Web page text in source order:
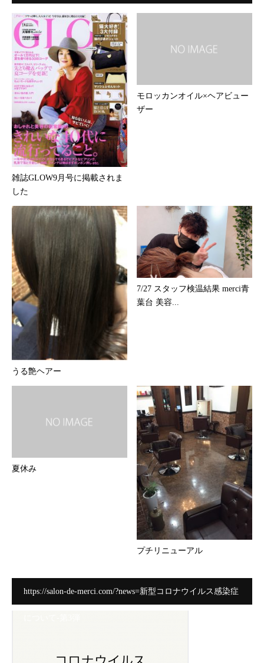
雑誌GLOW9月号に掲載されま
した
モロッカンオイル×ヘアビュー
ザー
うる艶ヘアー
7/27 スタッフ検温結果 merci青
葉台 美容...
夏休み
プチリニューアル
https://salon-de-merci.com/?news=新型コロナウイルス感染症